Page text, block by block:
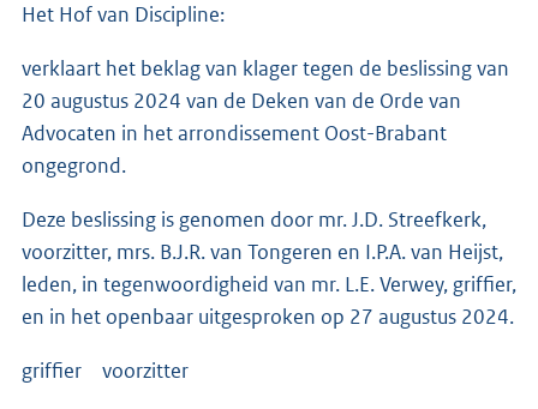
Het Hof van Discipline:
verklaart het beklag van klager tegen de beslissing van
20 augustus 2024 van de Deken van de Orde van
Advocaten in het arrondissement Oost-Brabant
ongegrond.
Deze beslissing is genomen door mr. J.D. Streefkerk,
voorzitter, mrs. B.J.R. van Tongeren en I.P.A. van Heijst,
leden, in tegenwoordigheid van mr. L.E. Verwey, griffier,
en in het openbaar uitgesproken op 27 augustus 2024.
griffier voorzitter